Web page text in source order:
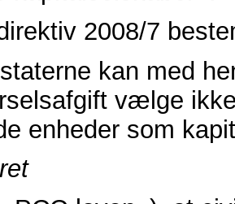
2008/7
kan med
vælge
enheder som